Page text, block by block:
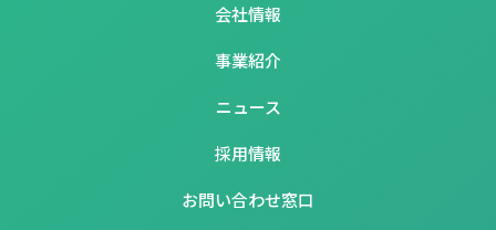
会社情報
事業紹介
ニュース
採用情報
お問い合わせ窓口